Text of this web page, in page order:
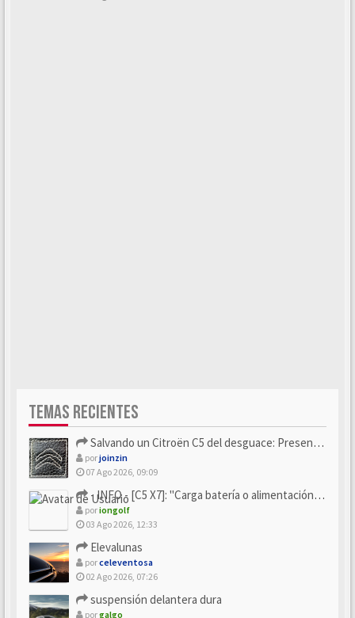
TEMAS RECIENTES
Salvando un Citroën C5 del desguace: Presentación y seguimiento
porjoinzin
07 Ago 2026, 09:09
- INFO - [C5 X7]: "Carga batería o alimentación eléctri...
poriongolf
03 Ago 2026, 12:33
Elevalunas
porceleventosa
02 Ago 2026, 07:26
suspensión delantera dura
porgalgo